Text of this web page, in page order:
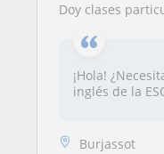
Doy clases particulares de inglés a
¡Hola!
inglés de la
Burjassot